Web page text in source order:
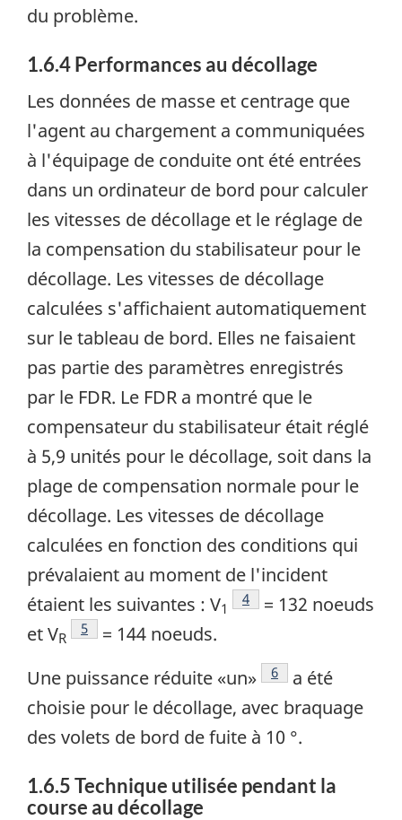
du problème.
1.6.4 Performances au décollage
Les données de masse et centrage que
l'agent au chargement a communiquées
à l'équipage de conduite ont été entrées
dans un ordinateur de bord pour calculer
les vitesses de décollage et le réglage de
la compensation du stabilisateur pour le
décollage. Les vitesses de décollage
calculées s'affichaient automatiquement
sur le tableau de bord. Elles ne faisaient
pas partie des paramètres enregistrés
par le FDR. Le FDR a montré que le
compensateur du stabilisateur était réglé
à 5,9 unités pour le décollage, soit dans la
plage de compensation normale pour le
décollage. Les vitesses de décollage
calculées en fonction des conditions qui
prévalaient au moment de l'incident
étaient les suivantes : V1
Note de bas de page
4
= 132 noeuds
et VR
Note de bas de page
5
= 144 noeuds.
Une puissance réduite «un»
Note de bas de page
6
a été
choisie pour le décollage, avec braquage
des volets de bord de fuite à 10 °.
1.6.5 Technique utilisée pendant la
course au décollage